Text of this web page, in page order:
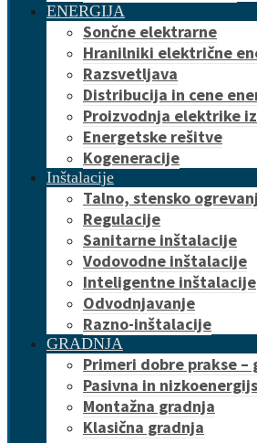
ENERGIJA
Sončne elektrarne
Hranilniki električne
Razsvetljava
Distribucija in cene
Proizvodnja elektrike iz
Energetske rešitve
Kogeneracije
Inštalacije
Talno, stensko
Regulacije
Sanitarne inštalacije
Vodovodne inštalacije
Inteligentne inštalacije
Odvodnjavanje
Razno-inštalacije
GRADNJA
Primeri dobre prakse –
Pasivna in
Montažna gradnja
Klasična gradnja